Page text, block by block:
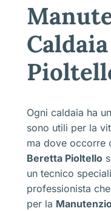
Ogni caldaia ha
sono utili per la
ma dove occorre
Beretta Pioltello
un tecnico
professionista
per la